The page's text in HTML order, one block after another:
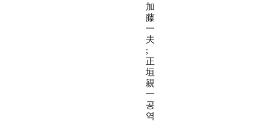
加
藤
一
夫
;
正
垣
親
一
공
역